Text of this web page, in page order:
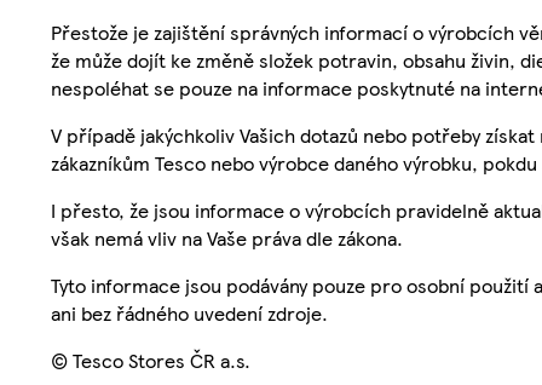
Přestože je zajištění správných informací o výrobcích
že může dojít ke změně složek potravin, obsahu živin,
nespoléhat se pouze na informace poskytnuté na
V případě jakýchkoliv Vašich dotazů nebo potřeby
zákazníkům Tesco nebo výrobce daného výrobku,
I přesto, že jsou informace o výrobcích pravidelně
však nemá vliv na Vaše práva dle zákona.
Tyto informace jsou podávány pouze pro osobní
ani bez řádného uvedení zdroje.
© Tesco Stores ČR a.s.